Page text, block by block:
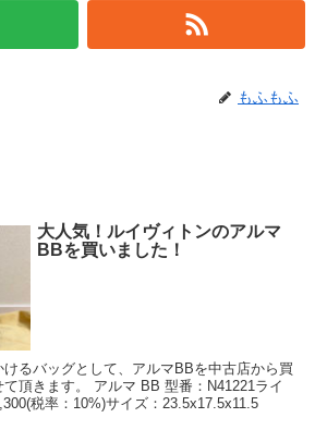
もふもふ
大人気！ルイヴィトンのアルマ
BBを買いました！
るバッグとして、アルマBBを中古店から買
頂きます。 アルマ BB 型番：N41221ライ
税率：10%)サイズ：23.5x17.5x11.5